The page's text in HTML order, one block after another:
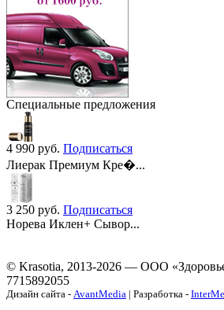
Специальные предложения
4 990 руб. Подписаться
Лиерак Премиум Кре�...
3 250 руб. Подписаться
Норева Иклен+ Сывор...
© Krasotia, 2013-2026 — ООО
7715892055
Дизайн сайта - AvantMedia | Разработка -